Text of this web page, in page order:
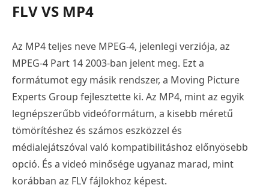
FLV VS MP4
Az MP4 teljes neve MPEG-4, jelenlegi verziója, az
MPEG-4 Part 14 2003-ban jelent meg. Ezt a
formátumot egy másik rendszer, a Moving Picture
Experts Group fejlesztette ki. Az MP4, mint az egyik
legnépszerűbb videóformátum, a kisebb méretű
tömörítéshez és számos eszközzel és
médialejátszóval való kompatibilitáshoz előnyösebb
opció. És a videó minősége ugyanaz marad, mint
korábban az FLV fájlokhoz képest.